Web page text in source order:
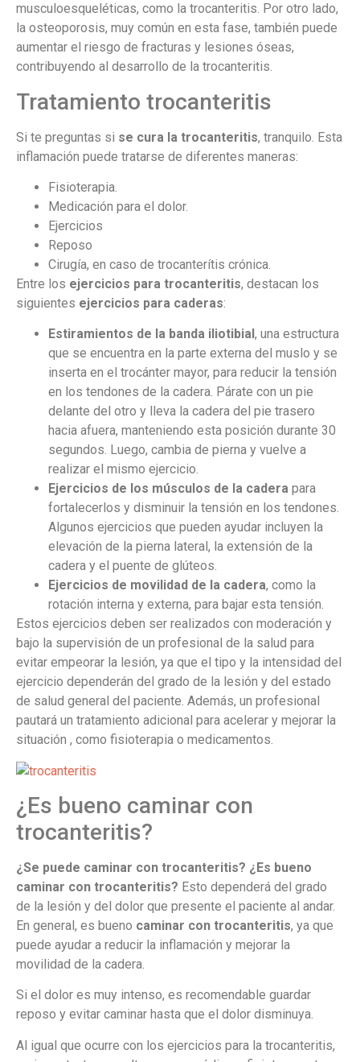
musculoesqueléticas, como la trocanteritis. Por otro lado,
la osteoporosis, muy común en esta fase, también puede
aumentar el riesgo de fracturas y lesiones óseas,
contribuyendo al desarrollo de la trocanteritis.
Tratamiento trocanteritis
Si te preguntas si se cura la trocanteritis, tranquilo. Esta
inflamación puede tratarse de diferentes maneras:
Fisioterapia.
Medicación para el dolor.
Ejercicios
Reposo
Cirugía, en caso de trocanterítis crónica.
Entre los ejercicios para trocanteritis, destacan los
siguientes ejercicios para caderas:
Estiramientos de la banda iliotibial , una estructura
que se encuentra en la parte externa del muslo y se
inserta en el trocánter mayor, para reducir la tensión
en los tendones de la cadera. Párate con un pie
delante del otro y lleva la cadera del pie trasero
hacia afuera, manteniendo esta posición durante 30
segundos. Luego, cambia de pierna y vuelve a
realizar el mismo ejercicio.
Ejercicios de los músculos de la cadera para
fortalecerlos y disminuir la tensión en los tendones.
Algunos ejercicios que pueden ayudar incluyen la
elevación de la pierna lateral, la extensión de la
cadera y el puente de glúteos.
Ejercicios de movilidad de la cadera, como la
rotación interna y externa, para bajar esta tensión.
Estos ejercicios deben ser realizados con moderación y
bajo la supervisión de un profesional de la salud para
evitar empeorar la lesión, ya que el tipo y la intensidad del
ejercicio dependerán del grado de la lesión y del estado
de salud general del paciente. Además, un profesional
pautará un tratamiento adicional para acelerar y mejorar la
situación , como fisioterapia o medicamentos.
¿Es bueno caminar con
trocanteritis?
¿Se puede caminar con trocanteritis? ¿Es bueno
caminar con trocanteritis? Esto dependerá del grado
de la lesión y del dolor que presente el paciente al andar.
En general, es bueno caminar con trocanteritis, ya que
puede ayudar a reducir la inflamación y mejorar la
movilidad de la cadera.
Si el dolor es muy intenso, es recomendable guardar
reposo y evitar caminar hasta que el dolor disminuya.
Al igual que ocurre con los ejercicios para la trocanteritis,